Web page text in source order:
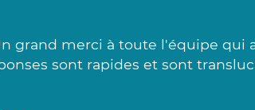
grand merci à toute l'équipe qui
sont rapides et sont